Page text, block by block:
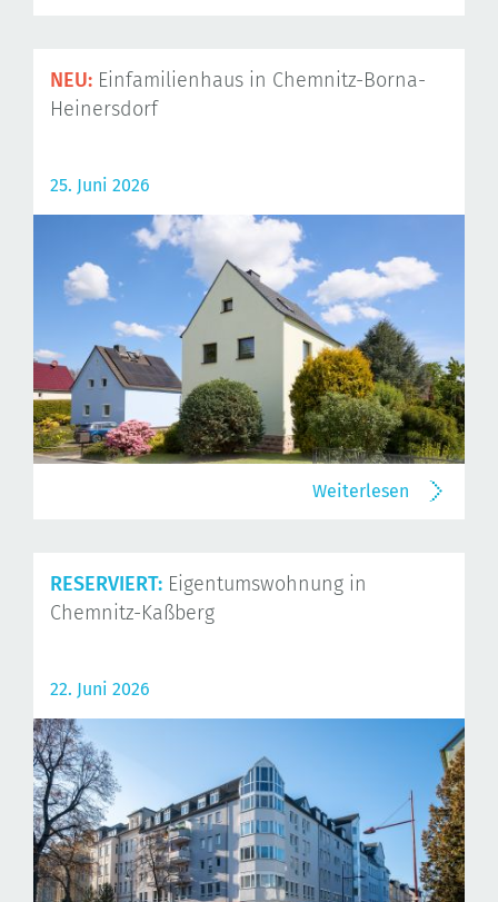
NEU: Einfamilienhaus in Chemnitz-Borna-
Heinersdorf
25. Juni 2026
Weiterlesen
RESERVIERT: Eigentumswohnung in
Chemnitz-Kaßberg
22. Juni 2026